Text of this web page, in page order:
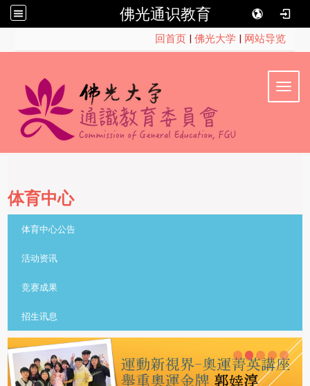
佛光通识教育
回首页| 佛光大学 | 网站导览
体育中心
体育中心公告
活动资讯
竞赛成果
招生讯息